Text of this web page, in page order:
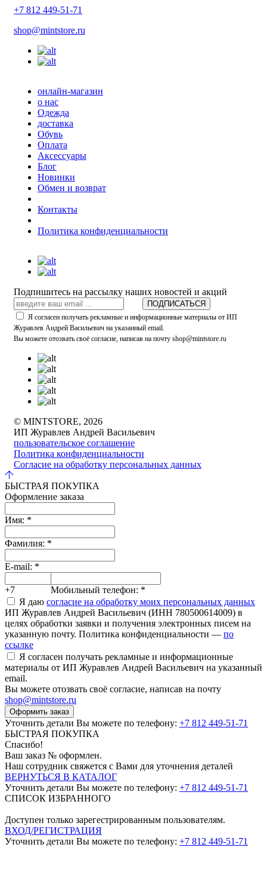
+7 812 449-51-71
shop@mintstore.ru
онлайн-магазин
о нас
Одежда
доставка
Обувь
Оплата
Аксессуары
Блог
Новинки
Обмен и возврат
Контакты
Политика конфиденциальности
Подпишитесь на рассылку наших новостей и акций
ПОДПИСАТЬСЯ
Я согласен получать рекламные и информационные материалы от ИП
Журавлев Андрей Васильевич на указанный email.
Вы можете отозвать своё согласие, написав на почту shop@mintstore.ru
© MINTSTORE, 2026
ИП Журавлев Андрей Васильевич
пользовательское соглашение
Политика конфиденциальности
Согласие на обработку персональных данных
БЫСТРАЯ ПОКУПКА
Оформление заказа
Имя: *
Фамилия: *
E-mail: *
+7 Мобильный телефон: *
Я даю согласие на обработку моих персональных данных
ИП Журавлев Андрей Васильевич (ИНН 780500614009) в
целях обработки заявки и получения электронных писем на
указанную почту. Политика конфиденциальности — по
ссылке
Я согласен получать рекламные и информационные
материалы от ИП Журавлев Андрей Васильевич на указанный
email.
Вы можете отозвать своё согласие, написав на почту
shop@mintstore.ru
Оформить заказ
Уточнить детали Вы можете по телефону: +7 812 449-51-71
БЫСТРАЯ ПОКУПКА
Спасибо!
Ваш заказ № оформлен.
Наш сотрудник свяжется с Вами для уточнения деталей
ВЕРНУТЬСЯ В КАТАЛОГ
Уточнить детали Вы можете по телефону: +7 812 449-51-71
СПИСОК ИЗБРАННОГО
Доступен только зарегестрированным пользователям.
ВХОД/РЕГИСТРАЦИЯ
Уточнить детали Вы можете по телефону: +7 812 449-51-71